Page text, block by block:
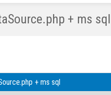
+ ms sql
+ ms sql